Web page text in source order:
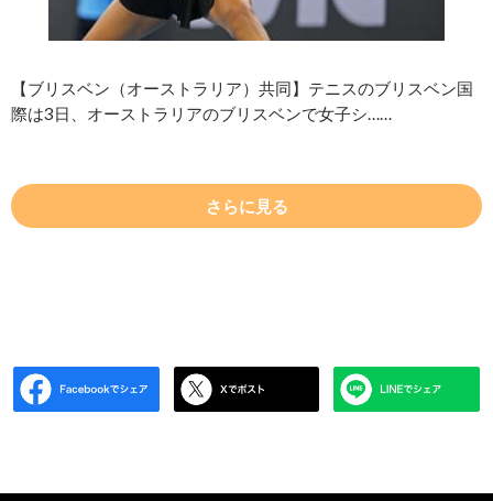
【ブリスベン（オーストラリア）共同】テニスのブリスベン国
際は3日、オーストラリアのブリスベンで女子シ……
さらに見る